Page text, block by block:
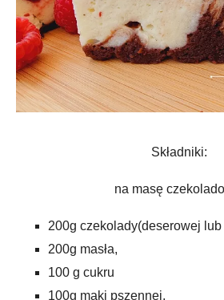
Składniki:
na masę
200g czekolady(deserowej
200g masła,
100 g cukru
100g mąki pszennej,